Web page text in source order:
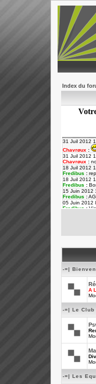
Index du
-=|
A
-=| Le Club
-=| Les